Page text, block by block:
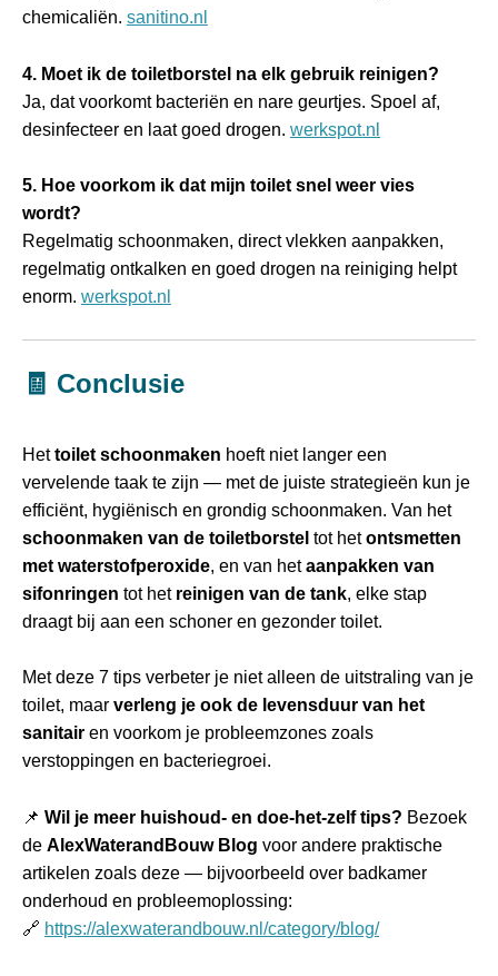
chemicaliën. sanitino.nl
4. Moet ik de toiletborstel na elk gebruik reinigen?
Ja, dat voorkomt bacteriën en nare geurtjes. Spoel af,
desinfecteer en laat goed drogen. werkspot.nl
5. Hoe voorkom ik dat mijn toilet snel weer vies
wordt?
Regelmatig schoonmaken, direct vlekken aanpakken,
regelmatig ontkalken en goed drogen na reiniging helpt
enorm. werkspot.nl
🧾 Conclusie
Hettoilet schoonmaken hoeft niet langer een
vervelende taak te zijn — met de juiste strategieën kun je
efficiënt, hygiënisch en grondig schoonmaken. Van het
schoonmaken van de toiletborstel tot hetontsmetten
met waterstofperoxide, en van hetaanpakken van
sifonringen tot het reinigen van de tank, elke stap
draagt bij aan een schoner en gezonder toilet.
Met deze 7 tips verbeter je niet alleen de uitstraling van je
toilet, maar verleng je ook de levensduur van het
sanitair en voorkom je probleemzones zoals
verstoppingen en bacteriegroei.
📌 Wil je meer huishoud‑ en doe‑het‑zelf tips? Bezoek
de AlexWaterandBouw Blog voor andere praktische
artikelen zoals deze — bijvoorbeeld over badkamer
onderhoud en probleemoplossing:
🔗 https://alexwaterandbouw.nl/category/blog/